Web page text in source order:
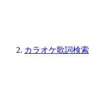
カラオケ歌詞検索